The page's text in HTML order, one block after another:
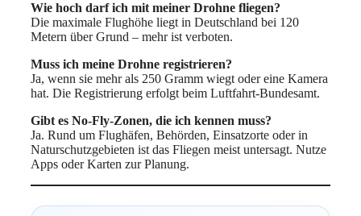
Wie hoch darf ich mit meiner Drohne fliegen?
Die maximale Flughöhe liegt in Deutschland bei 120
Metern über Grund – mehr ist verboten.
Muss ich meine Drohne registrieren?
Ja, wenn sie mehr als 250 Gramm wiegt oder eine Kamera
hat. Die Registrierung erfolgt beim Luftfahrt-Bundesamt.
Gibt es No-Fly-Zonen, die ich kennen muss?
Ja. Rund um Flughäfen, Behörden, Einsatzorte oder in
Naturschutzgebieten ist das Fliegen meist untersagt. Nutze
Apps oder Karten zur Planung.